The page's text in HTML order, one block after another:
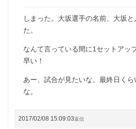
しまった。大坂選手の名前、大坂
た。
なんて言っている間に1セットアップ
早い！
あー、試合が見たいな。最終日く
な。
2017/02/08 15:09:03返信